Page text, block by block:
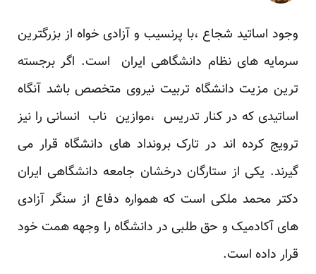
وجود اساتید شجاع ،با پرنسیب و آزادی خواه از بزرگترین
سرمایه های نظام دانشگاهی ایران است. اگر برجسته
ترین مزیت دانشگاه تربیت نیروی متخصص باشد آنگاه
اساتیدی که در کنار تدریس ،موازین ناب انسانی را نیز
ترویج کرده اند در تارک برونداد های دانشگاه قرار می
گیرند. یکی از ستارگان درخشان جامعه دانشگاهی ایران
دکتر محمد ملکی است که همواره دفاع از سنگر آزادی
های آکادمیک و حق طلبی در دانشگاه را وجهه همت خود
قرار داده است.